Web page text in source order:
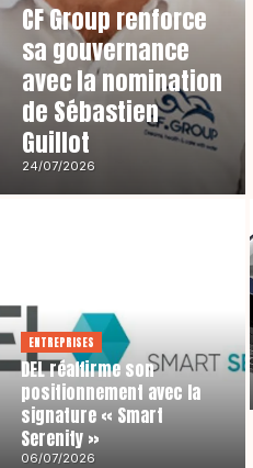
CF Group renforce
sa gouvernance
avec la nomination
de Sébastien
Guillot
24/07/2026
ENTREPRISES
DEL réaffirme son
positionnement avec la
signature « Smart
Serenity »
06/07/2026